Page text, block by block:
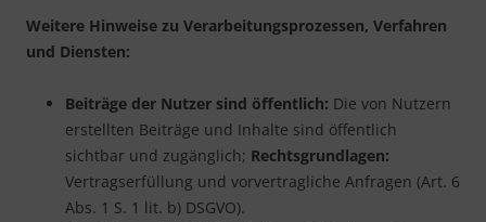
Weitere Hinweise zu Verarbeitungsprozessen, Verfahren
und Diensten:
Beiträge der Nutzer sind öffentlich: Die von Nutzern
erstellten Beiträge und Inhalte sind öffentlich
sichtbar und zugänglich; Rechtsgrundlagen:
Vertragserfüllung und vorvertragliche Anfragen (Art. 6
Abs. 1 S. 1 lit. b) DSGVO).